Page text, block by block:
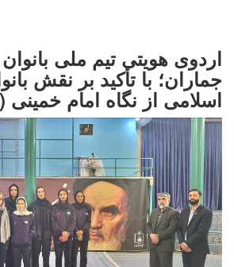
اردوی هویتی تیم ملی
جماران؛ با تأکید بر نقش
اسلامی از نگاه امام خمینی